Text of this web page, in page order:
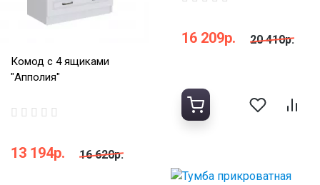
Комод с 4 ящиками
"Апполия"
13 194р. 16 620р.
16 209р. 20 410р.